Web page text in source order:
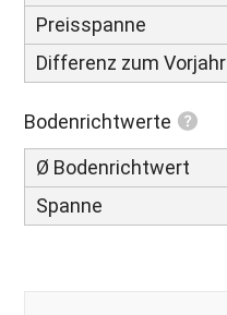
Preisspanne
Differenz zum Vorjahr
Bodenrichtwerte
Ø Bodenrichtwert
Spanne